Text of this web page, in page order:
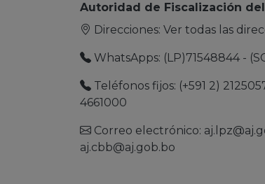
Autoridad de Fiscalización
Direcciones: Ver todas las
WhatsApps: (LP)71548844 -
Teléfonos fijos: (+591 2)
4661000
Correo electrónico:
aj.cbb@aj.gob.bo